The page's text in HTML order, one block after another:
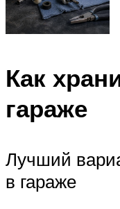
Как
гараже
Лучший
в гараже